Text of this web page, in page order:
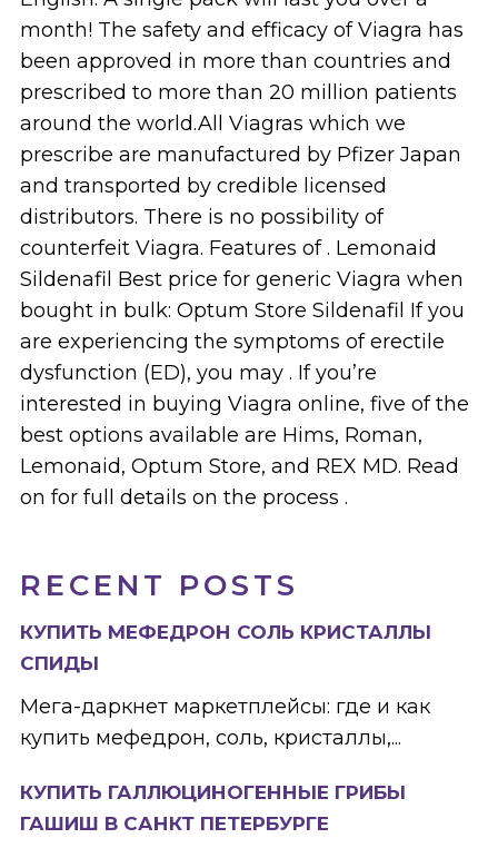
RECENT POSTS
КУПИТЬ МЕФЕДРОН СОЛЬ КРИСТАЛЛЫ
СПИДЫ
Мега-даркнет маркетплейсы: где и как
купить мефедрон, соль, кристаллы,...
КУПИТЬ ГАЛЛЮЦИНОГЕННЫЕ ГРИБЫ
ГАШИШ В САНКТ ПЕТЕРБУРГЕ
month! The safety and efficacy of Viagra has
been approved in more than countries and
prescribed to more than 20 million patients
around the world.All Viagras which we
prescribe are manufactured by Pfizer Japan
and transported by credible licensed
distributors. There is no possibility of
counterfeit Viagra. Features of . Lemonaid
Sildenafil Best price for generic Viagra when
bought in bulk: Optum Store Sildenafil If you
are experiencing the symptoms of erectile
dysfunction (ED), you may . If you’re
interested in buying Viagra online, five of the
best options available are Hims, Roman,
Lemonaid, Optum Store, and REX MD. Read
on for full details on the process .